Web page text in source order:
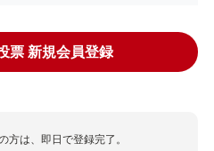
票 新規会員登録
方は、即日で登録完了。